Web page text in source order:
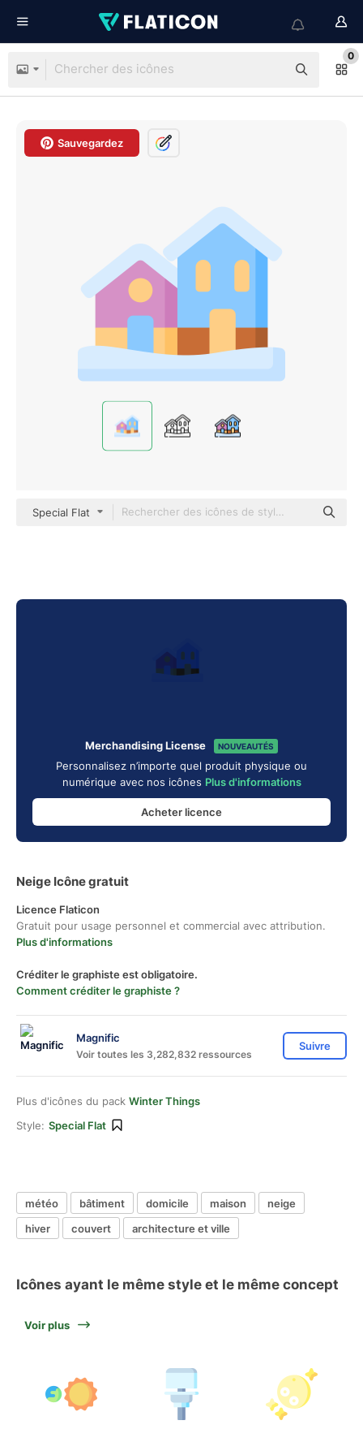
0
Sauvegardez
Special Flat
Merchandising License NOUVEAUTÉS
Personnalisez n’importe quel produit physique ou
numérique avec nos icônes Plus d'informations
Acheter licence
Neige Icône gratuit
Licence Flaticon
Gratuit pour usage personnel et commercial avec attribution.
Plus d'informations
Créditer le graphiste est obligatoire.
Comment créditer le graphiste ?
Magnific
Voir toutes les 3,282,832 ressources
Suivre
Plus d'icônes du pack Winter Things
Style: Special Flat
météo bâtiment domicile maison
neige
hiver
couvert architecture et ville
Icônes ayant le même style et le même concept
Voir plus